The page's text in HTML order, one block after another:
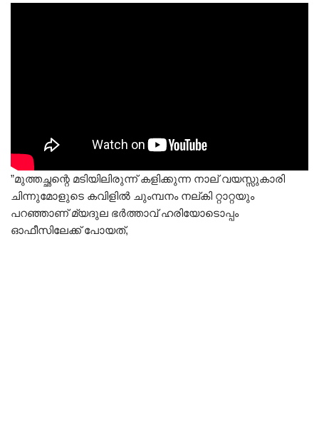
”മുത്തച്ഛന്റെ മടിയിലിരുന്ന് കളിക്കുന്ന നാല് വയസ്സുകാരി
ചിന്നുമോളുടെ കവിളിൽ ചുംമ്പനം നല്കി റ്റാറ്റയും
പറഞ്ഞാണ് മ്യദുല ഭർത്താവ് ഹരിയോടൊപ്പം
ഓഫീസിലേക്ക് പോയത്,